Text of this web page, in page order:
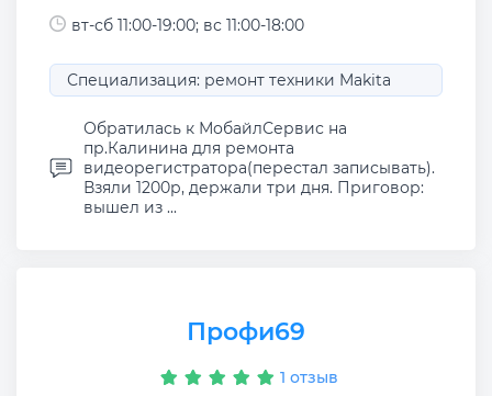
вт-сб 11:00-19:00; вс 11:00-18:00
Специализация: ремонт техники Makita
Обратилась к МобайлСервис на
пр.Калинина для ремонта
видеорегистратора(перестал записывать).
Взяли 1200р, держали три дня. Приговор:
вышел из ...
Профи69
1 отзыв